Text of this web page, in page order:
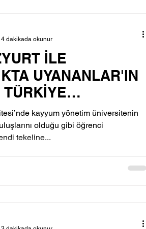
İLE
UYANANLAR'IN
TÜRKİYE
SANSÜR VE
kayyum yönetim üniversitenin
olduğu gibi öğrenci
tekeline...
4 dakikada okunur